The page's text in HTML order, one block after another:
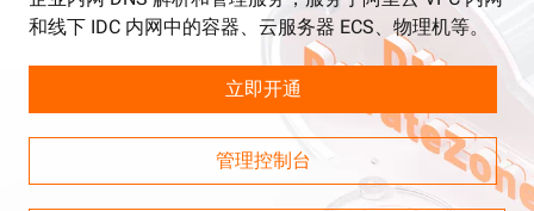
和线下 IDC 内网中的容器、云服务器 ECS、物理机等。
立即开通
管理控制台